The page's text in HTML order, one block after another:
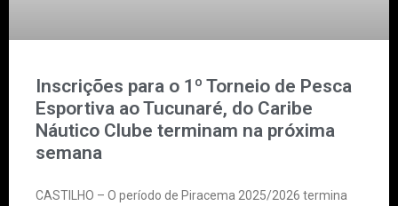
Inscrições para o 1º Torneio de Pesca
Esportiva ao Tucunaré, do Caribe
Náutico Clube terminam na próxima
semana
CASTILHO – O período de Piracema 2025/2026 termina